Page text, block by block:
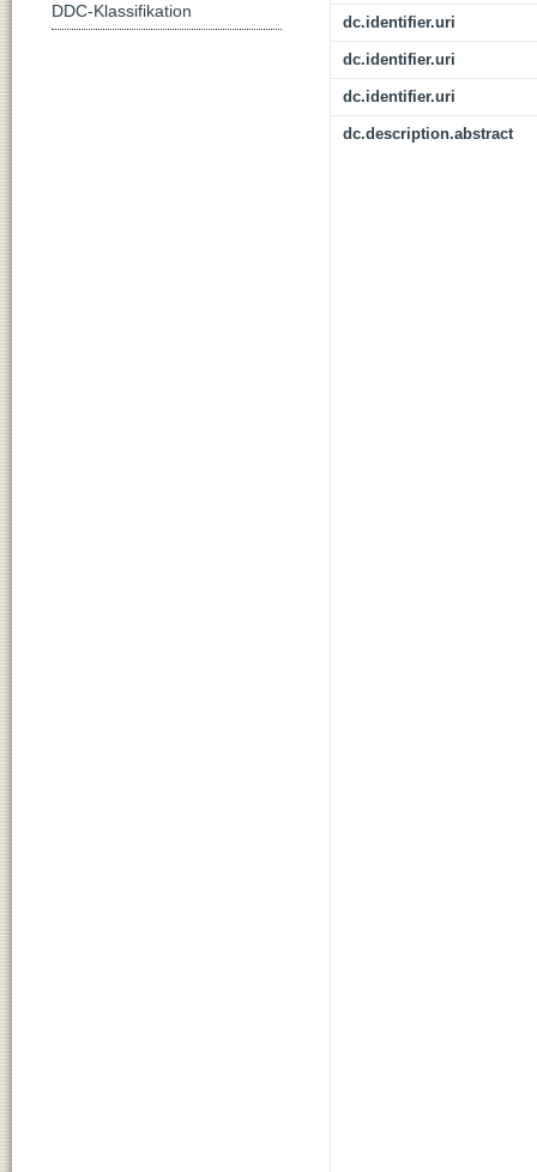
dc.identifier.uri
dc.identifier.uri
dc.identifier.uri
dc.description.abstract
DDC-Klassifikation